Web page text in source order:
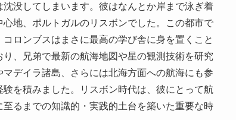
没してしまいます。彼はなんとか岸まで泳ぎ着
地、ポルトガルのリスボンでした。この都市で
ロンブスはまさに最高の学び舎に身を置くこと
、兄弟で最新の航海地図や星の観測技術を研究
デイラ諸島、さらには北海方面への航海にも参
を積みました。リスボン時代は、彼にとって航
るまでの知識的・実践的土台を築いた重要な時